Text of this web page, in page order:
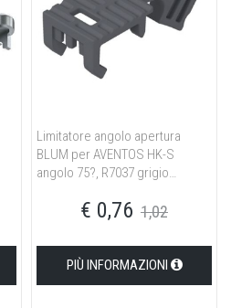
Limitatore angolo apertura
BLUM per AVENTOS HK-S
angolo 75?, R7037 grigio
€ 0,76 1,02
PIÙ INFORMAZIONI